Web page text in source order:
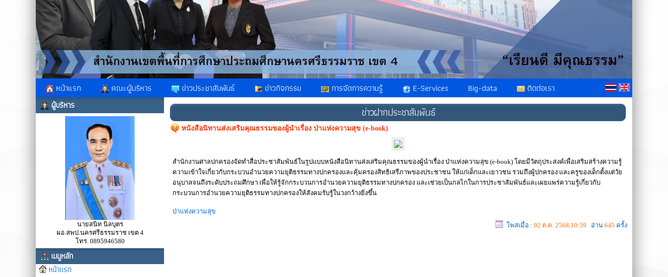
หน้าแรก คณะผู้บริหาร ข่าวประชาสัมพันธ์ ข่าวกิจกรรม การจัดการความรู้ E-Services Big-data ติดต่อเรา
ผู้บริหาร
นายสนิท นิลบุตร
ผอ.สพป.นครศรีธรรมราช เขต 4
โทร. 0895946580
เมนูหลัก
หน้าแรก
ข่าวฝากประชาสัมพันธ์
หนังสือนิทานส่งเสริมคุณธรรมของผู้นำเรื่อง ป่าแห่งความสุข (e-book)
สำนักงานศาลปกครองจัดทำสื่อประชาสัมพันธ์ในรูปแบบหนังสือนิทานส่งเสริมคุณธรรมของผู้นำเรื่อง ป่าแห่งความสุข (e-book) โดยมีวัตถุประสงค์เพื่อเสริมสร้างความรู้
ความเข้าใจเกี่ยวกับกระบวนอำนวยความยุติธรรมทางปกครองและคุ้มครองสิทธิเสรีภาพของประชาชน ให้แก่เด็กและเยาวชน รวมถึงผู้ปกครอง และครูของเด็กตั้งแต่วัย
อนุบาลจนถึงระดับประถมศึกษา เพื่อให้รู้จักกระบวนการอำนวยความยุติธรรมทางปกครอง และเช่วยเป็นกลไกในการประชาสัมพันธ์และเผยแพร่ความรู้เกี่ยวกับ
กระบวนการอำนวยความยุติธรรมทางปกครองให้สังคมรับรู้ในวงกว้างยิ่งขึ้น
ป่าแห่งความสุข
โพสเมื่อ : 02 ต.ค. 2568,10:59 อ่าน 645 ครั้ง